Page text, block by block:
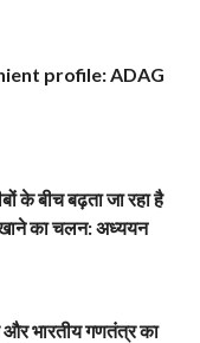
profile: ADAG
के बीच बढ़ता जा रहा है
का चलन: अध्ययन
और भारतीय गणतंत्र का